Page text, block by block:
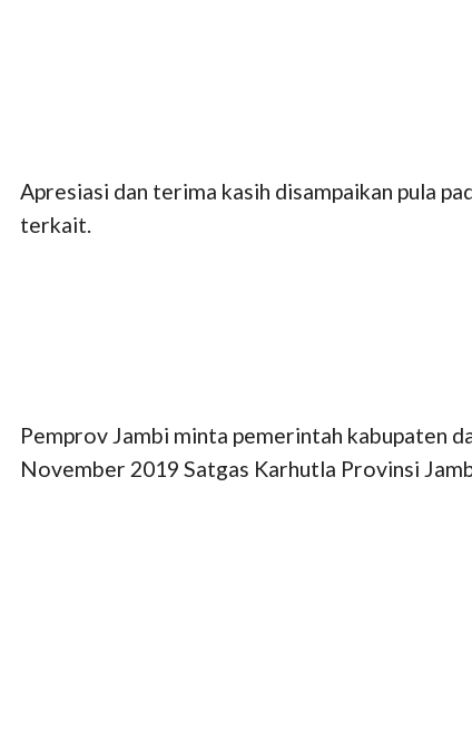
Apresiasi dan terima kasih disampaikan pula
terkait.
Pemprov Jambi minta pemerintah kabupaten
November 2019 Satgas Karhutla Provinsi